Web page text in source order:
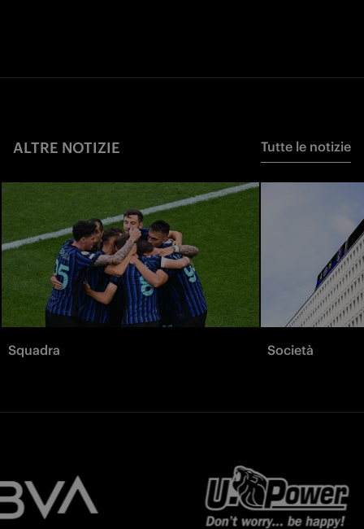
ALTRE NOTIZIE Tutte le notizie
Squadra Società